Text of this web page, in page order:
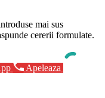
mai sus
cererii formulate.
Apeleaza